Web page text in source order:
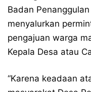
Badan
menyalurkan
pengajuan warga
Kepala Desa atau
“Karena keadaan